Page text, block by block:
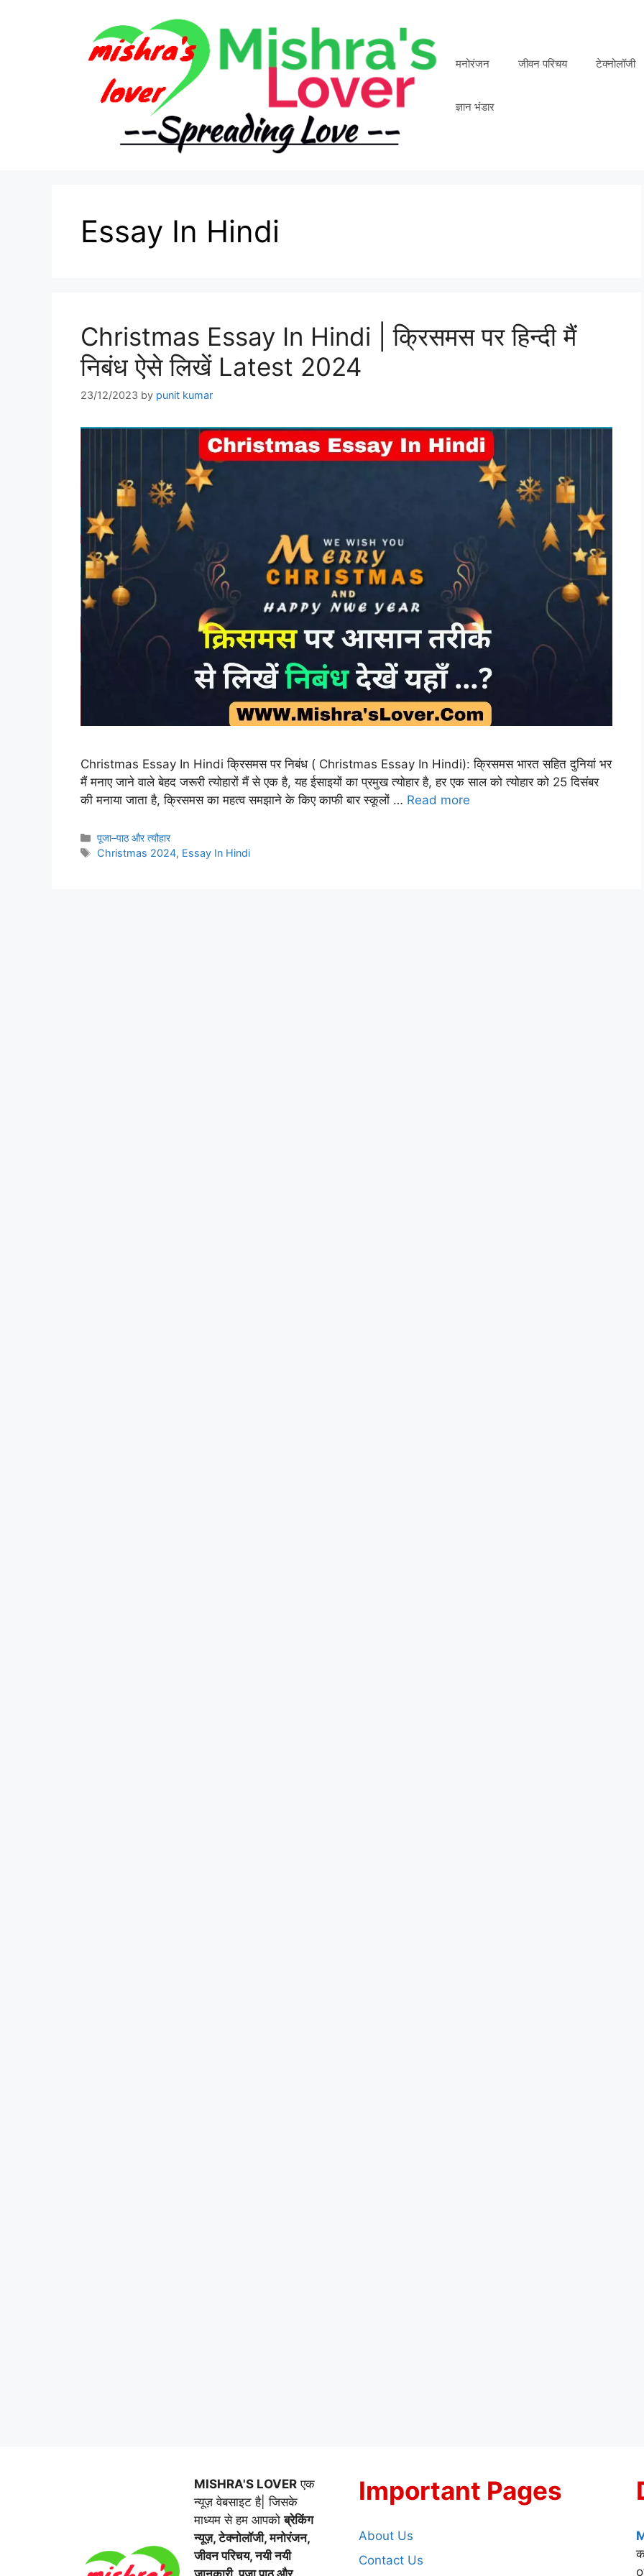
मनोरंजन जीवन परिचय टेक्नोलॉजी
ज्ञान भंडार
Essay In Hindi
Christmas Essay In Hindi | क्रिसमस पर हिन्दी मैं
निबंध ऐसे लिखें Latest 2024
23/12/2023 by punit kumar
Christmas Essay In Hindi क्रिसमस पर निबंध ( Christmas Essay In Hindi): क्रिसमस भारत सहित दुनियां भर
मैं मनाए जाने वाले बेहद जरूरी त्योहारों मैं से एक है, यह ईसाइयों का प्रमुख त्योहार है, हर एक साल को त्योहार को 25 दिसंबर
की मनाया जाता है, क्रिसमस का महत्व समझाने के किए काफी बार स्कूलों … Read more
Categories
पूजा–पाठ और त्यौहार
Tags
Christmas 2024, Essay In Hindi
MISHRA'S LOVER एक
न्यूज़ वेबसाइट है| जिसके
माध्यम से हम आपकोब्रेकिंग
न्यूज़, टेक्नोलॉजी, मनोरंजन,
जीवन परिचय, नयी नयी
Important Pages
About Us
Contact Us